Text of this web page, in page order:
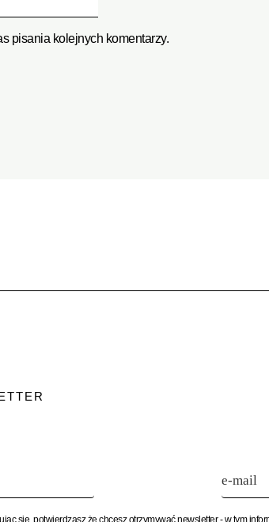
pisania kolejnych komentarzy.
się, potwierdzasz że chcesz otrzymywać newsletter - w tym